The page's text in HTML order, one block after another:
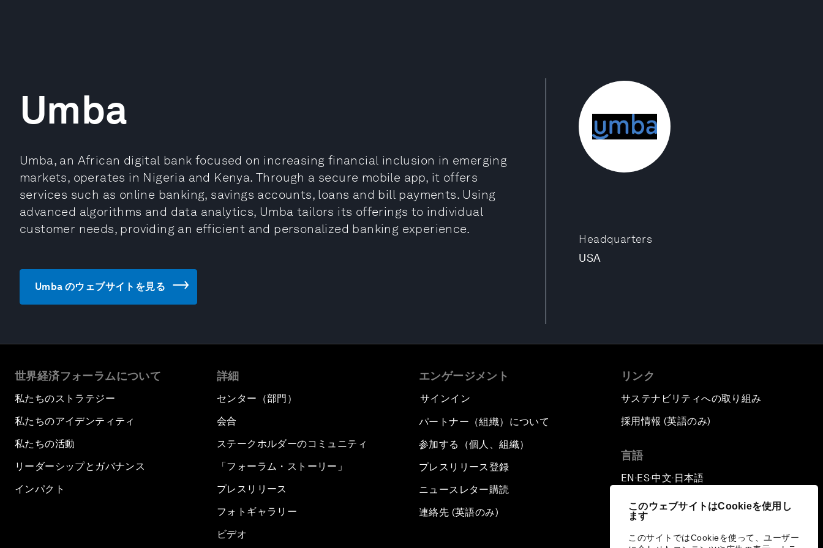
このウェブサイトはCookieを使用し
ます
このサイトではCookieを使って、ユーザー
Headquarters
USA
Umba
Umba, an African digital bank focused on increasing financial inclusion in emerging
markets, operates in Nigeria and Kenya. Through a secure mobile app, it offers
services such as online banking, savings accounts, loans and bill payments. Using
advanced algorithms and data analytics, Umba tailors its offerings to individual
customer needs, providing an efficient and personalized banking experience.
Umba のウェブサイトを見る
世界経済フォーラムについて
私たちのストラテジー
私たちのアイデンティティ
私たちの活動
リーダーシップとガバナンス
インパクト
詳細
センター（部門）
会合
ステークホルダーのコミュニティ
「フォーラム・ストーリー」
プレスリリース
フォトギャラリー
ビデオ
エンゲージメント
サインイン
パートナー（組織）について
参加する（個人、組織）
プレスリリース登録
ニュースレター購読
連絡先 (英語のみ)
リンク
サステナビリティへの取り組み
採用情報 (英語のみ)
言語
EN ▪ES▪中文▪ 日本語